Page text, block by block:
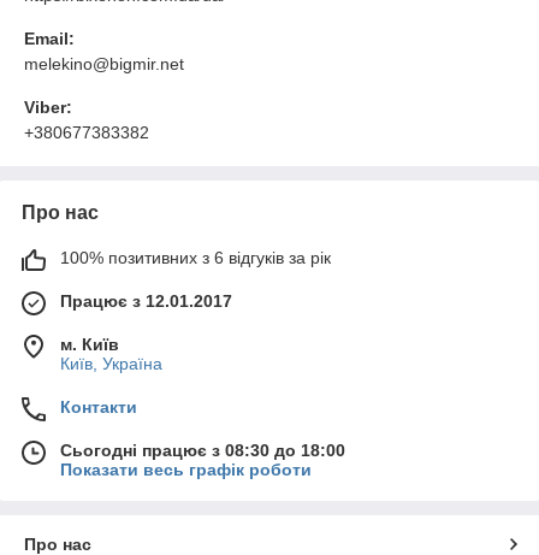
Email:
melekino@bigmir.net
Viber:
+380677383382
Про нас
100% позитивних з 6 відгуків за рік
Працює з 12.01.2017
м. Київ
Київ, Україна
Контакти
Сьогодні працює з 08:30 до 18:00
Показати весь графік роботи
Про нас